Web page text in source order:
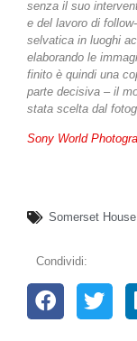
senza il suo
e del lavoro di
selvatica in luoghi
elaborando le
finito è quindi una
parte decisiva – il
stata scelta dal
Sony World
Somerset House
Condividi: